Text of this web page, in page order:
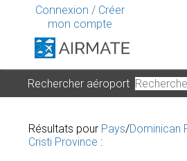
Connexion / Créer
mon compte
Rechercher aéroport
Résultats pour Pays/Dominican
Cristi Province :